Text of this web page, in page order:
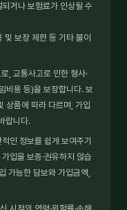
거나 보험료가 인상될 수
보장 제한 등 기타 불이
, 교통사고로 인한 형사·
비용 등)을 보장합니다. 보
상품에 따라 다르며, 가입
랍니다.
인 정보를 쉽게 보여주기
입을 보증·권유하지 않습
가능한 담보와 가입금액,